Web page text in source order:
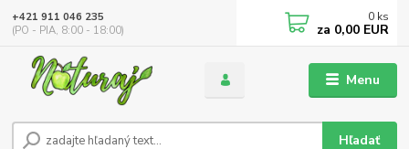
Menu
Hľadať
+421 911 046 235
(PO - PIA, 8:00 - 18:00)
0 ks
za 0,00 EUR